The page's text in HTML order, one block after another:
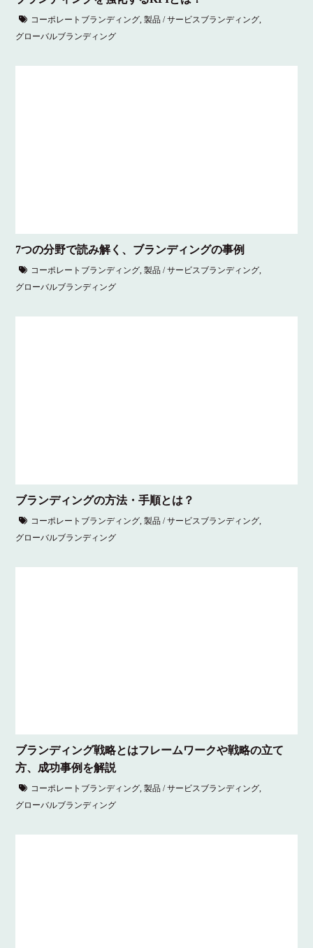
コーポレートブランディング ,製品 / サービスブランディング
グローバルブランディング
7つの分野で読み解く、ブランディングの事例
コーポレートブランディング ,製品 / サービスブランディング
グローバルブランディング
ブランディングの方法・手順とは？
コーポレートブランディング ,製品 / サービスブランディング
グローバルブランディング
ブランディング戦略とはフレームワークや戦略の立て
方、成功事例を解説
コーポレートブランディング,製品 / サービスブランディング,
グローバルブランディング